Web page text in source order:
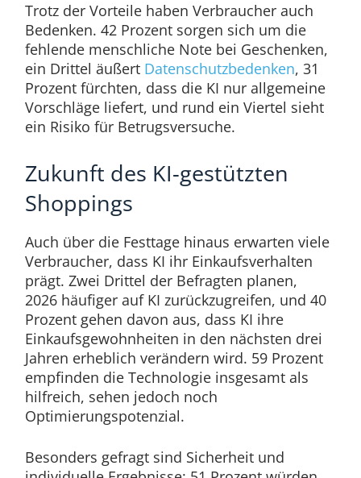
Trotz der Vorteile haben Verbraucher auch
Bedenken. 42 Prozent sorgen sich um die
fehlende menschliche Note bei Geschenken,
ein Drittel äußert Datenschutzbedenken, 31
Prozent fürchten, dass die KI nur allgemeine
Vorschläge liefert, und rund ein Viertel sieht
ein Risiko für Betrugsversuche.
Zukunft des KI-gestützten
Shoppings
Auch über die Festtage hinaus erwarten viele
Verbraucher, dass KI ihr Einkaufsverhalten
prägt. Zwei Drittel der Befragten planen,
2026 häufiger auf KI zurückzugreifen, und 40
Prozent gehen davon aus, dass KI ihre
Einkaufsgewohnheiten in den nächsten drei
Jahren erheblich verändern wird. 59 Prozent
empfinden die Technologie insgesamt als
hilfreich, sehen jedoch noch
Optimierungspotenzial.
Besonders gefragt sind Sicherheit und